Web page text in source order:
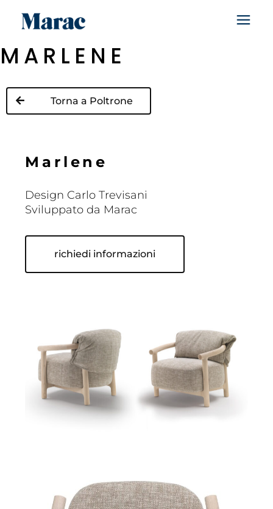
MARLENE
Torna a Poltrone
M a r l ene
Design Carlo Trevisani
Sviluppato da Marac
richiedi informazioni